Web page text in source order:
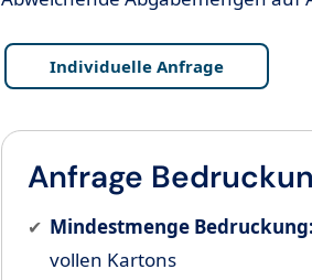
Individuelle Anfrage
Anfrage
Mindestmenge Bedruckung:
vollen Kartons